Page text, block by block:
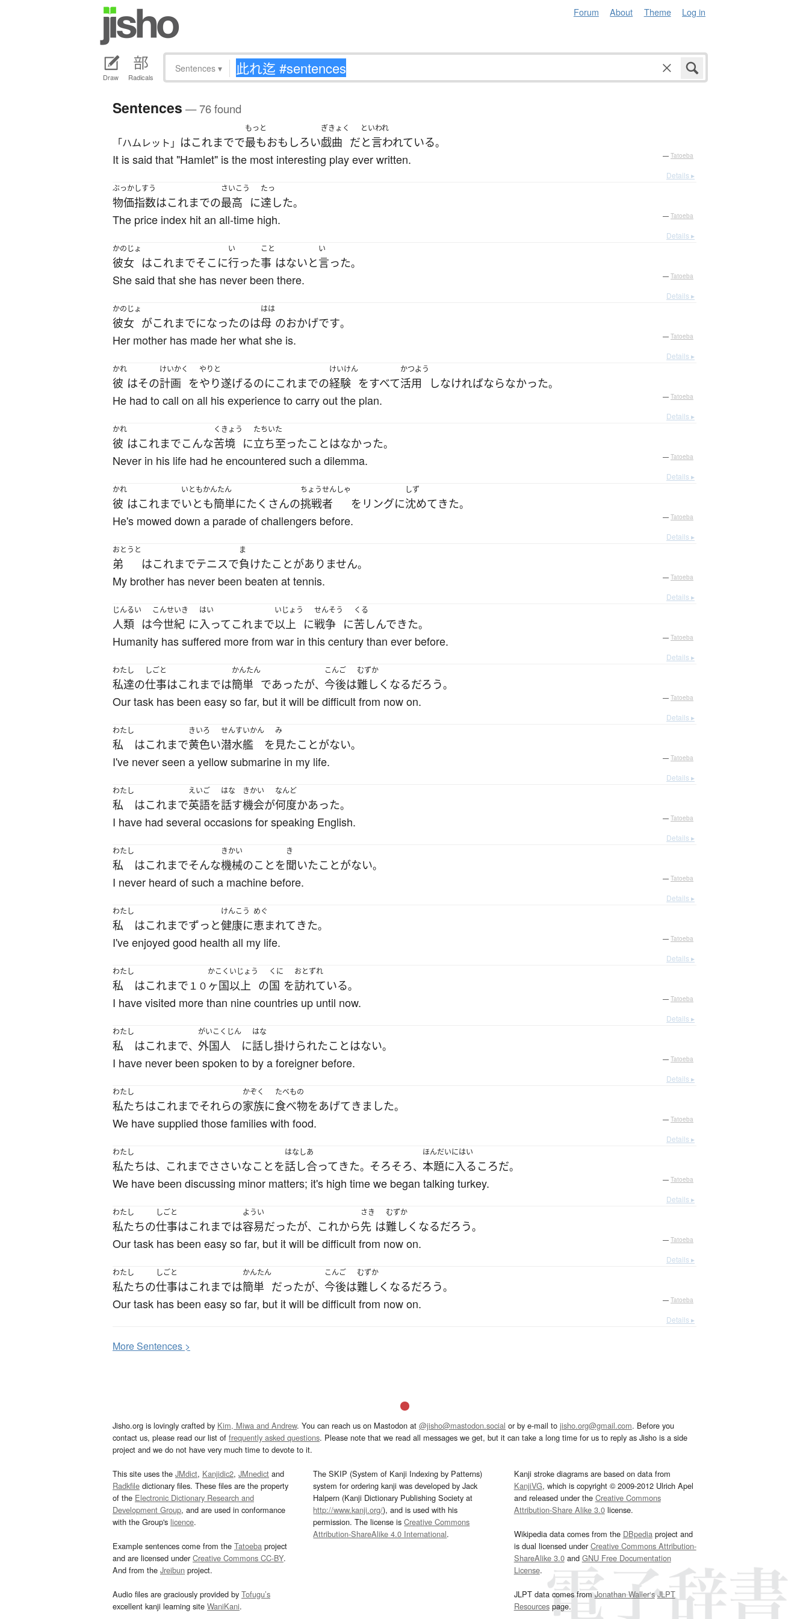
Forum About Theme Log in
Draw Radicals
Sentences ▾
Sentences — 76 found
「ハムレット」 はこれまでで
もっと
最もおもしろい
ぎきょく
戯曲 だ
といわれ
と言われている。
It is said that "Hamlet" is the most interesting play ever written. — Tatoeba
Details ▸
ぶっか
物価
しすう
指数はこれまでの
さいこう
最高 に
たっ
達した。
The price index hit an all-time high. — Tatoeba
Details ▸
かのじょ
彼女 はこれまでそこ に
い
行った
こと
事 はないと
い
言った。
She said that she has never been there. — Tatoeba
Details ▸
かのじょ
彼女 がこれまでになったのは
はは
母 のおかげです。
Her mother has made her what she is. — Tatoeba
Details ▸
かれ
彼 はその
けいかく
計画 を
やりと
やり遂げるのにこれまでの
けいけん
経験 をすべて
かつよう
活用 しなければならなかった。
He had to call on all his experience to carry out the plan. — Tatoeba
Details ▸
かれ
彼 はこれまでこんな
くきょう
苦境 に
たちいた
立ち至ったことはなかった。
Never in his life had he encountered such a dilemma. — Tatoeba
Details ▸
かれ
彼 はこれまで
いともかんたん
いとも簡単にたくさんの
ちょうせんしゃ
挑戦者 を リングに
しず
沈めて きた。
He's mowed down a parade of challengers before. — Tatoeba
Details ▸
おとうと
弟 はこれまでテニスで
ま
負けたことがありません。
My brother has never been beaten at tennis. — Tatoeba
Details ▸
じんるい
人類 は
こんせいき
今世紀 に
はい
入って これまで
いじょう
以上 に
せんそう
戦争 に
くる
苦しんできた。
Humanity has suffered more from war in this century than ever before. — Tatoeba
Details ▸
わたし
私達の
しごと
仕事はこれまでは
かんたん
簡単 であったが、
こんご
今後は
むずか
難しく なるだろう。
Our task has been easy so far, but it will be difficult from now on. — Tatoeba
Details ▸
わたし
私 はこれまで
きいろ
黄色い
せんすいかん
潜水艦 を
み
見たことがない。
I've never seen a yellow submarine in my life. — Tatoeba
Details ▸
わたし
私 はこれまで
えいご
英語を
はな
話す
きかい
機会が
なんど
何度かあった。
I have had several occasions for speaking English. — Tatoeba
Details ▸
わたし
私 はこれまでそんな
きかい
機械のことを
き
聞いたことがない。
I never heard of such a machine before. — Tatoeba
Details ▸
わたし
私 はこれまでずっと
けんこう
健康に
めぐ
恵まれて きた。
I've enjoyed good health all my life. — Tatoeba
Details ▸
わたし
私 はこれまで １０
かこく
ヶ国
いじょう
以上 の
くに
国 を
おとずれ
訪れている。
I have visited more than nine countries up until now. — Tatoeba
Details ▸
わたし
私 はこれまで、
がいこくじん
外国人 に
はな
話し掛けられたことはない。
I have never been spoken to by a foreigner before. — Tatoeba
Details ▸
わたし
私たちはこれまでそれらの
かぞく
家族に
たべもの
食べ物をあげて きました。
We have supplied those families with food. — Tatoeba
Details ▸
わたし
私たちは、 これまでささいなことを
はなしあ
話し合って きた。 そろそろ、
ほんだいにはい
本題に入る ころだ。
We have been discussing minor matters; it's high time we began talking turkey. — Tatoeba
Details ▸
わたし
私たちの
しごと
仕事はこれまでは
ようい
容易だったが、 これから
さき
先 は
むずか
難しく なるだろう。
Our task has been easy so far, but it will be difficult from now on. — Tatoeba
Details ▸
わたし
私たちの
しごと
仕事はこれまでは
かんたん
簡単 だったが、
こんご
今後は
むずか
難しく なるだろう。
Our task has been easy so far, but it will be difficult from now on. — Tatoeba
Details ▸
MoreSentences >
Jisho.org is lovingly crafted by Kim, Miwa and Andrew. You can reach us on Mastodon at @jisho@mastodon.social or by e-mail to jisho.org@gmail.com. Before you
contact us, please read our list of frequently asked questions. Please note that we read all messages we get, but it can take a long time for us to reply as Jisho is a side
project and we do not have very much time to devote to it.
This site uses the JMdict, Kanjidic2, JMnedict and
Radkfile dictionary files. These files are the property
of the Electronic Dictionary Research and
Development Group, and are used in conformance
with the Group's licence.
Example sentences come from the Tatoeba project
and are licensed underCreative Commons CC-BY.
And from the Jreibun project.
Audio files are graciously provided by Tofugu’s
excellent kanji learning site WaniKani.
The SKIP (System of Kanji Indexing by Patterns)
system for ordering kanji was developed by Jack
Halpern (Kanji Dictionary Publishing Society at
http://www.kanji.org/), and is used with his
permission. The license isCreative Commons
Attribution-ShareAlike 4.0 International.
Kanji stroke diagrams are based on data from
KanjiVG, which is copyright © 2009-2012 Ulrich Apel
and released under the Creative Commons
Attribution-Share Alike 3.0license.
Wikipedia data comes from the DBpediaproject and
is dual licensed underCreative Commons Attribution-
ShareAlike 3.0and GNU Free Documentation
License.
JLPT data comes fromJonathan Waller‘s JLPT
Resourcespage.